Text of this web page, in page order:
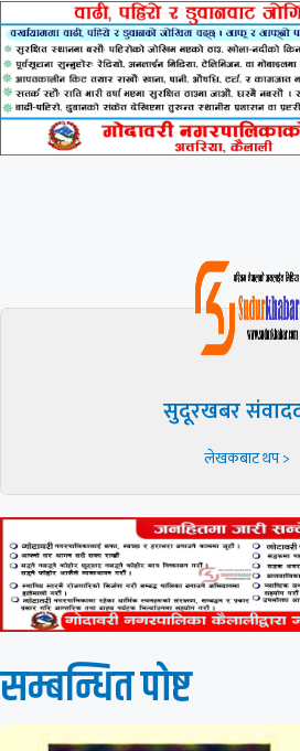
सुदूरखबर
लेखकबाट थप >
सम्बन्धित पाेष्ट